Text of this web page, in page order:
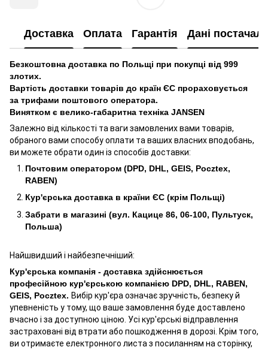
Доставка Оплата Гарантія Дані
Безкоштовна доставка по Польщі при покупці від 999
злотих.
Вартість доставки товарів до країн ЄС прораховується
за трифами поштового оператора.
Винятком є велико-габаритна техніка JANSEN
Залежно від кількості та ваги замовлених вами товарів,
обраного вами способу оплати та ваших власних вподобань,
ви можете обрати один із способів доставки:
Почтовим оператором (DPD, DHL, GEIS, Pocztex,
RABEN)
Кур'єрська доставка в країни ЄС (крім Польщі)
Забрати в магазині (вул. Кацице 86, 06-100, Пультуск,
Польша)
Найшвидший і найбезпечніший:
Кур'єрська компанія - доставка здійснюється
професійною кур'єрською компанією DPD, DHL, RABEN,
GEIS, Pocztex. Вибір кур'єра означає зручність, безпеку й
упевненість у тому, що ваше замовлення буде доставлено
вчасно і за доступною ціною. Усі кур'єрські відправлення
застраховані від втрати або пошкодження в дорозі. Крім того,
ви отримаєте електронного листа з посиланням на сторінку,